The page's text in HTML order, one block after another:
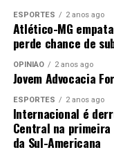
ESPORTES 2 anos ago
Atlético-MG
perde chance de
OPINIÃO 2 anos ago
Jovem Advocacia
ESPORTES 2 anos ago
Internacional é
Central na
da Sul-Americana